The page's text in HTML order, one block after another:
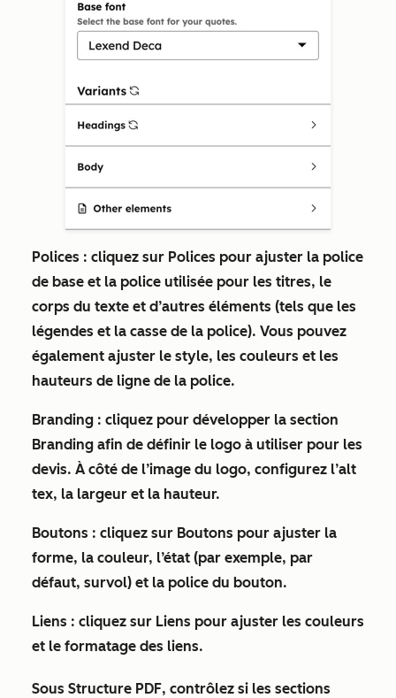
Polices : cliquez sur Polices pour ajuster la police
de base et la police utilisée pour les titres, le
corps du texte et d’autres éléments (tels que les
légendes et la casse de la police). Vous pouvez
également ajuster le style, les couleurs et les
hauteurs de ligne de la police.
Branding : cliquez pour développer la section
Branding afin de définir le logo à utiliser pour les
devis. À côté de l’image du logo, configurez l’alt
tex, la largeur et la hauteur.
Boutons : cliquez sur Boutons pour ajuster la
forme, la couleur, l’état (par exemple, par
défaut, survol) et la police du bouton.
Liens : cliquez sur Liens pour ajuster les couleurs
et le formatage des liens.
Sous Structure PDF, contrôlez si les sections